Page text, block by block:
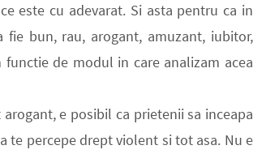
este cu adevarat. Si asta pentru ca in
bun, rau, arogant, amuzant, iubitor,
de modul in care analizam acea
e posibil ca prietenii sa inceapa
te percepe drept violent si tot asa. Nu e